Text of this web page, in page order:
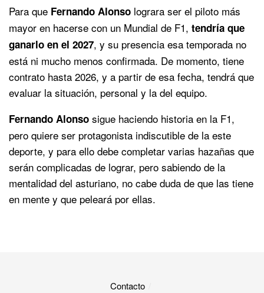
Para que Fernando Alonso lograra ser el piloto más
mayor en hacerse con un Mundial de F1, tendría que
ganarlo en el 2027, y su presencia esa temporada no
está ni mucho menos confirmada. De momento, tiene
contrato hasta 2026, y a partir de esa fecha, tendrá que
evaluar la situación, personal y la del equipo.
Fernando Alonso sigue haciendo historia en la F1,
pero quiere ser protagonista indiscutible de la este
deporte, y para ello debe completar varias hazañas que
serán complicadas de lograr, pero sabiendo de la
mentalidad del asturiano, no cabe duda de que las tiene
en mente y que peleará por ellas.
Contacto